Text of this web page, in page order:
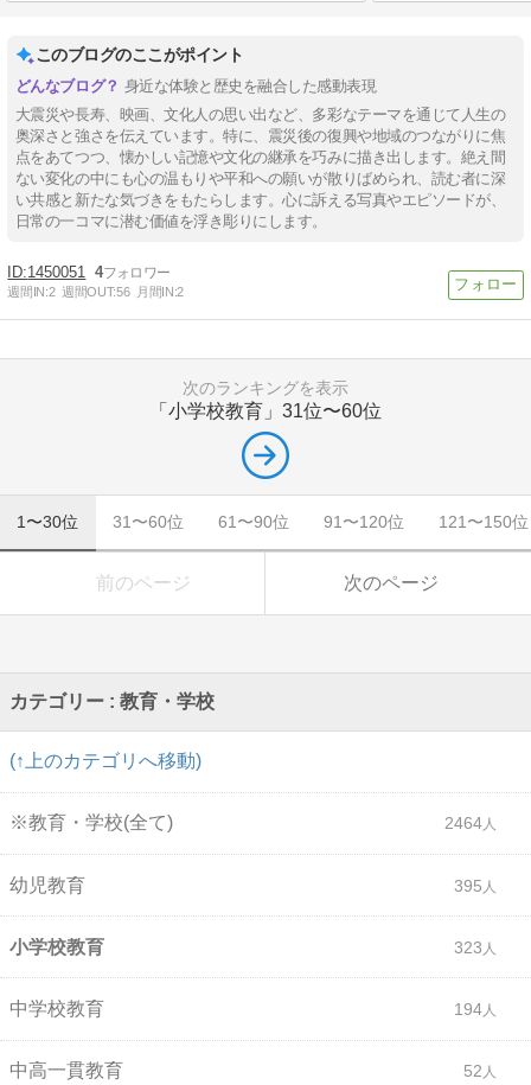
このブログのここがポイント
身近な体験と歴史を融合した感動表現
大震災や長寿、映画、文化人の思い出など、多彩なテーマを通じて人生の
奥深さと強さを伝えています。特に、震災後の復興や地域のつながりに焦
点をあてつつ、懐かしい記憶や文化の継承を巧みに描き出します。絶え間
ない変化の中にも心の温もりや平和への願いが散りばめられ、読む者に深
い共感と新たな気づきをもたらします。心に訴える写真やエピソードが、
日常の一コマに潜む価値を浮き彫りにします。
1450051 4
週間IN:2 週間OUT:56 月間IN:2
次のランキングを表示
「小学校教育」 31位〜60位
1〜30位 31〜60位 61〜90位 91〜120位 121〜150位
前のページ 次のページ
カテゴリー : 教育・学校
(↑上のカテゴリへ移動)
※教育・学校(全て) 2464
幼児教育 395
小学校教育 323
中学校教育 194
中高一貫教育 52